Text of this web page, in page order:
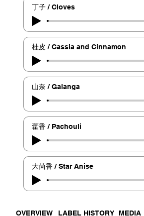
丁子 / Cloves
桂皮 / Cassia and Cinnamon
山奈 / Galanga
藿香 / Pachouli
大茴香 / Star Anise
OVERVIEW LABEL HISTORY MEDIA